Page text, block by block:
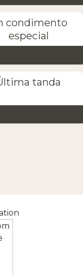
condimento
especial
tanda